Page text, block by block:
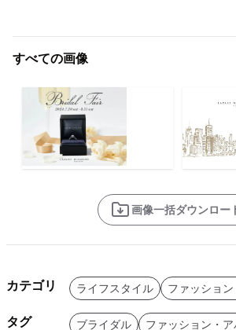
すべての画像
画像一括ダウンロー
カテゴリ ライフスタイル ファッション
タグ ブライダル
ファッション・